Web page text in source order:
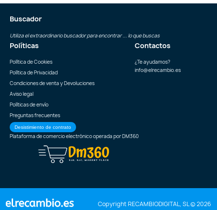
Buscador
Utiliza el extraordinario buscador para encontrar ... lo que buscas
Políticas
Política de Cookies
Política de Privacidad
Condiciones de venta y Devoluciones
Aviso legal
Políticas de envío
Preguntas frecuentes
Desistimiento de contrato
Contactos
¿Te ayudamos?
info@elrecambio.es
Plataforma de comercio electrónico operada porDM360
Copyright RECAMBIODIGITAL, SL © 2026